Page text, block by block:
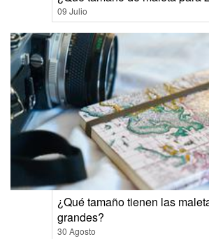
09 Julio
¿Qué tamaño tienen las
grandes?
30 Agosto